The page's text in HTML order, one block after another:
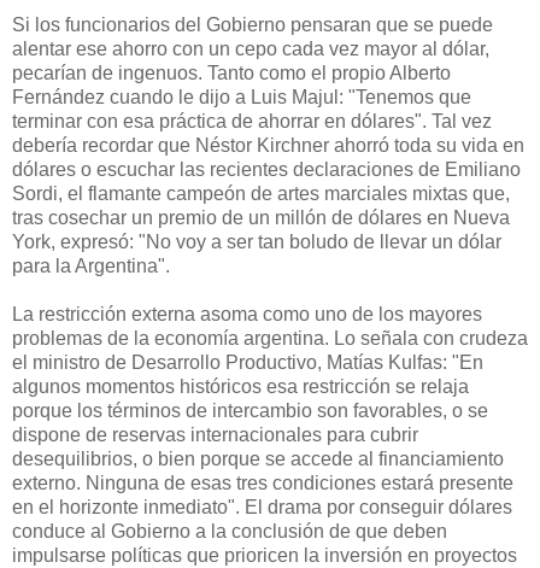
Si los funcionarios del Gobierno pensaran que se puede
alentar ese ahorro con un cepo cada vez mayor al dólar,
pecarían de ingenuos. Tanto como el propio Alberto
Fernández cuando le dijo a Luis Majul: "Tenemos que
terminar con esa práctica de ahorrar en dólares". Tal vez
debería recordar que Néstor Kirchner ahorró toda su vida en
dólares o escuchar las recientes declaraciones de Emiliano
Sordi, el flamante campeón de artes marciales mixtas que,
tras cosechar un premio de un millón de dólares en Nueva
York, expresó: "No voy a ser tan boludo de llevar un dólar
para la Argentina".
La restricción externa asoma como uno de los mayores
problemas de la economía argentina. Lo señala con crudeza
el ministro de Desarrollo Productivo, Matías Kulfas: "En
algunos momentos históricos esa restricción se relaja
porque los términos de intercambio son favorables, o se
dispone de reservas internacionales para cubrir
desequilibrios, o bien porque se accede al financiamiento
externo. Ninguna de esas tres condiciones estará presente
en el horizonte inmediato". El drama por conseguir dólares
conduce al Gobierno a la conclusión de que deben
impulsarse políticas que prioricen la inversión en proyectos